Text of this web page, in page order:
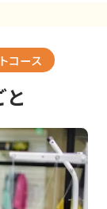
コース